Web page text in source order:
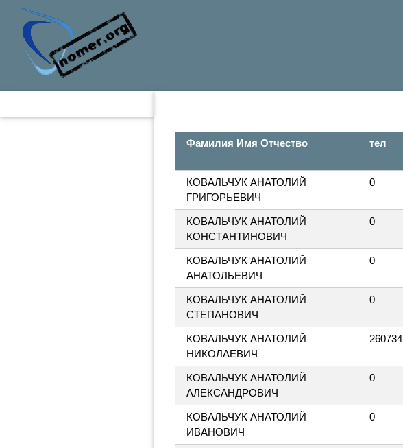
Фамилия Имя Отчество тел
КОВАЛЬЧУК АНАТОЛИЙ
ГРИГОРЬЕВИЧ
0
КОВАЛЬЧУК АНАТОЛИЙ
КОНСТАНТИНОВИЧ
0
КОВАЛЬЧУК АНАТОЛИЙ
АНАТОЛЬЕВИЧ
0
КОВАЛЬЧУК АНАТОЛИЙ
СТЕПАНОВИЧ
0
КОВАЛЬЧУК АНАТОЛИЙ
НИКОЛАЕВИЧ
260734
КОВАЛЬЧУК АНАТОЛИЙ
АЛЕКСАНДРОВИЧ
0
КОВАЛЬЧУК АНАТОЛИЙ
ИВАНОВИЧ
0